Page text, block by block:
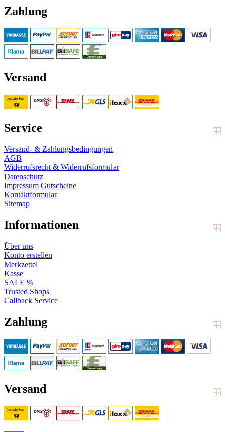
Zahlung
Versand
Service
Versand- & Zahlungsbedingungen
AGB
Widerrufsrecht & Widerrufsformular
Datenschutz
Impressum Gutscheine
Kontaktformular
Sitemap
Informationen
Über uns
Konto erstellen
Merkzettel
Kasse
SALE %
Trusted Shops
Callback Service
Zahlung
Versand